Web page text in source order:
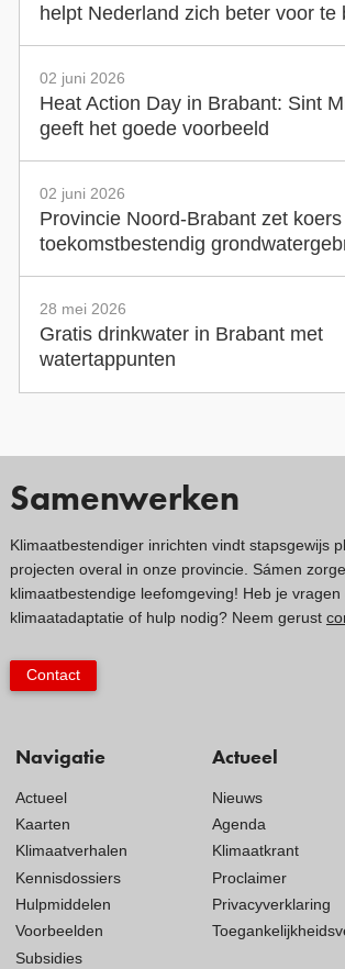
helpt Nederland zich beter voor te
02 juni 2026
Heat Action Day in Brabant: Sint
geeft het goede voorbeeld
02 juni 2026
Provincie Noord-Brabant zet
toekomstbestendig
28 mei 2026
Gratis drinkwater in Brabant met
watertappunten
Navigatie
Actueel
Kaarten
Klimaatverhalen
Kennisdossiers
Hulpmiddelen
Voorbeelden
Subsidies
Actueel
Nieuws
Agenda
Klimaatkrant
Proclaimer
Privacyverklaring
Samenwerken
Klimaatbestendiger inrichten vindt stapsgewijs
projecten overal in onze provincie. Sámen
klimaatbestendige leefomgeving! Heb je vragen
klimaatadaptatie of hulp nodig? Neem gerust
Contact